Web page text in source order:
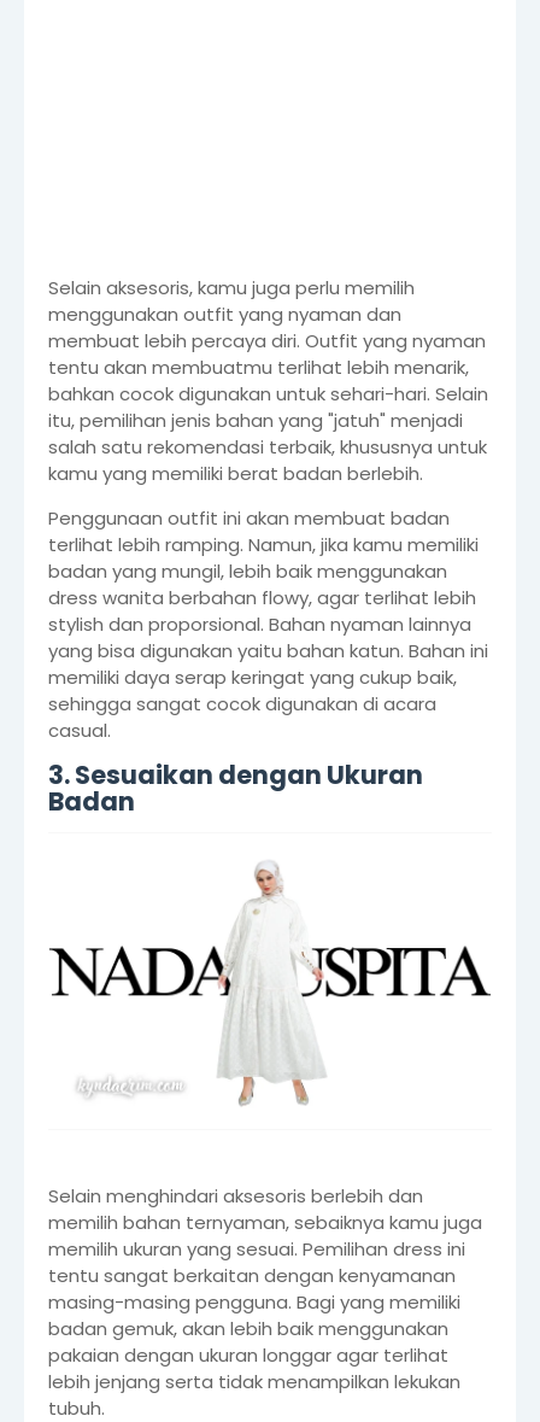
Selain aksesoris, kamu juga perlu memilih
menggunakan outfit yang nyaman dan
membuat lebih percaya diri. Outfit yang nyaman
tentu akan membuatmu terlihat lebih menarik,
bahkan cocok digunakan untuk sehari-hari. Selain
itu, pemilihan jenis bahan yang "jatuh" menjadi
salah satu rekomendasi terbaik, khususnya untuk
kamu yang memiliki berat badan berlebih.
Penggunaan outfit ini akan membuat badan
terlihat lebih ramping. Namun, jika kamu memiliki
badan yang mungil, lebih baik menggunakan
dress wanita berbahan flowy, agar terlihat lebih
stylish dan proporsional. Bahan nyaman lainnya
yang bisa digunakan yaitu bahan katun. Bahan ini
memiliki daya serap keringat yang cukup baik,
sehingga sangat cocok digunakan di acara
casual.
3. Sesuaikan dengan Ukuran
Badan
Selain menghindari aksesoris berlebih dan
memilih bahan ternyaman, sebaiknya kamu juga
memilih ukuran yang sesuai. Pemilihan dress ini
tentu sangat berkaitan dengan kenyamanan
masing-masing pengguna. Bagi yang memiliki
badan gemuk, akan lebih baik menggunakan
pakaian dengan ukuran longgar agar terlihat
lebih jenjang serta tidak menampilkan lekukan
tubuh.